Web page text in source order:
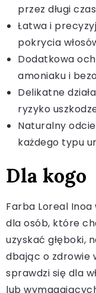
przez długi czas
Łatwa i
pokrycia
Dodatkowa
amoniaku i
Delikatne
ryzyko
Naturalny
każdego typu
Dla kogo
Farba Loreal
dla osób, które
uzyskać głęboki,
dbając o zdrowie
sprawdzi się dla
lub